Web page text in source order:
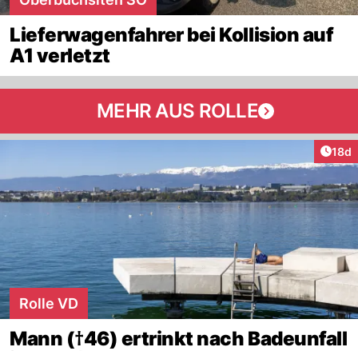
Lieferwagenfahrer bei Kollision auf
A1 verletzt
MEHR AUS ROLLE
18d
Rolle VD
Mann (†46) ertrinkt nach Badeunfall